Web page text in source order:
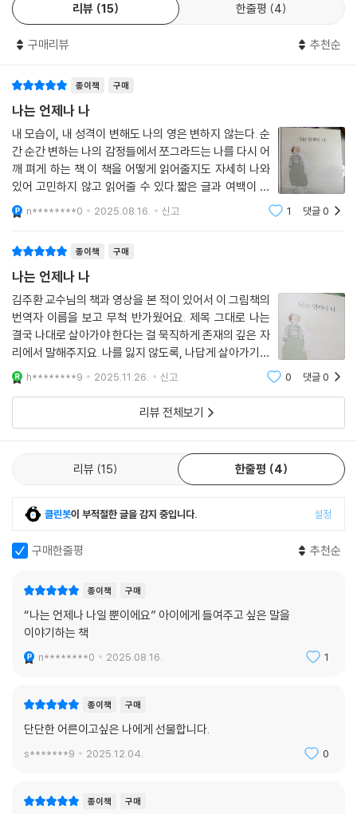
만 깊은 이야기는 모든 연령대의 독자에게 변화하는 생각과 감정들 저 아
래에는 언제나 흔들리지 않는 평온함과 조용한 기쁨이 있다는 사실을 알려
줄 거예요. 이 책을 통해 아이들은 자연스럽게 ‘진짜 나’를 사랑하게 될 거
어디에도 휘둘리지 않는 ‘행복으로 가는 길’
■ 『나는 언제나 나』는 어린이를 위한 동화책이지만, 우리 존재의 가장 깊
은 핵심을 간결하고 알기 쉽게 보여줘요. 조용한 분위기에서 천천히, 부드
럽게 읽어주며 아이와 함께 문장을 따라 말하고 그 의미를 음미해보세요.
그리고 “여러 기분을 느끼는 나는 어떤 느낌일까?”, “눈을 감고 가만히 숨
쉴 때, 이걸 알아차리는 나는 어디에 있을까?” 같은 이야기를 나눠보세요.
■ 책을 다 읽은 뒤에는 그림 그리기나 몸짓, 작은 명상으로 이어가도 좋답
니다. 이 과정을 통해 아이들은 자신의 내면에 닻처럼 자리한 ‘나’를 느끼게
될 거예요. 부모와 아이가 함께 반복해서 읽을수록 그 의미는 더 깊어지고,
아이들의 마음도 한층 더 단단해질 거예요.
■ 이 책을 번역한 김주환 교수는 내면소통 명상에 기반하여 삼성복지재단
에서 운영하는 어린이집의 유아들을 위한?마음근력 성장 프로그램을 개
발하기도 했어요. 책 마지막에 김주환 교수가 제안하는 〈이 책을 아이들에
게 읽어줄 부모님과 교사 선생님께 드리는 말씀〉이 실려 있어 이 책을 다양
하게 활용하는 방법을 친절히 안내해줍니다.
■ 어른에게도 꼭 필요한 이 책은 명상이 필요할 때마다 아이와 함께 수시
로 꺼내 활용하면 좋아요. 복잡한 세상 속에서 아이들이 자신의 내면에 있
는 변치 않는 평온함과 텅 빈 고요함을 알아차리고 건강한 마음근력을 키
잠자리에서, 혹은 낮에 조용히 앉아 아이와 함께 읽으며 “나는 언제나 나
야”라고 따라 말하게 해보세요. 아이의 자존감과 내면의 안정감이 자라나
요.
● 유치원·학교에서
우리 자신이야”라고 이야기 나누세요. 그림 그리기나 조용히 눈 감고 숨쉬
기 활동과 함께 하면 더 좋아요.
● 명상?심리치료 현장에서
리뷰 15 한줄평 4
구매리뷰 추천순
종이책 구매
나는 언제나 나
내 모습이, 내 성격이 변해도 나의 영은 변하지 않는다. 순
간 순간 변하는 나의 감정들에서 쪼그라드는 나를 다시 어
깨 펴게 하는 책.이 책을 어떻게 읽어줄지도 자세히 나와
있어 고민하지 않고 읽어줄 수 있다.짧은 글과 여백이 있
는 그림으로 인하여 생각할 여유를 준다.아이들에게 매일
읽어주어 늘 자신의 사랑의 빛을 지켜주고 싶다
n********0 2025.08.16. 신고 1 댓글0
종이책 구매
나는 언제나 나
김주환 교수님의 책과 영상을 본 적이 있어서 이 그림책의
번역자 이름을 보고 무척 반가웠어요. 제목 그대로 나는
결국 나대로 살아가야 한다는 걸 묵직하게 존재의 깊은 자
리에서 말해주지요. 나를 잃지 않도록, 나답게 살아가기를
바라는 모든 이들에게 필요한 책이라고 생각합니다.
h********9 2025.11.26. 신고 0 댓글0
리뷰 전체보기
리뷰 15 한줄평 4
클린봇이 부적절한 글을 감지 중입니다. 설정
구매한줄평 추천순
종이책 구매
“나는 언제나 나일 뿐이에요” 아이에게 들여주고 싶은 말을
이야기하는 책
n********0 2025.08.16. 1
종이책 구매
단단한 어른이고싶은 나에게 선물합니다.
s*******9 2025.12.04. 0
종이책 구매